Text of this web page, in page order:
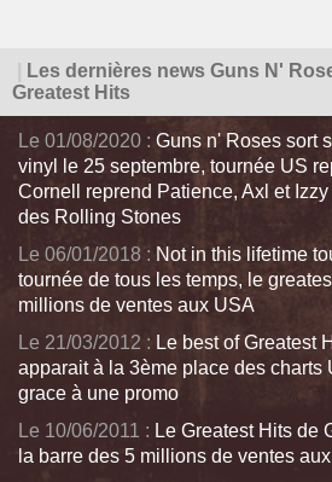
Les dernières news Guns N'
Greatest Hits
Le 01/08/2020 : Guns n' Roses sort
vinyl le 25 septembre, tournée US
Cornell reprend Patience, Axl et
des Rolling Stones
Le 06/01/2018 : Not in this lifetime
tournée de tous les temps, le
millions de ventes aux USA
Le 21/03/2012 : Le best of Greatest
apparait à la 3ème place des charts
grace à une promo
Le 10/06/2011 : Le Greatest Hits de
la barre des 5 millions de ventes